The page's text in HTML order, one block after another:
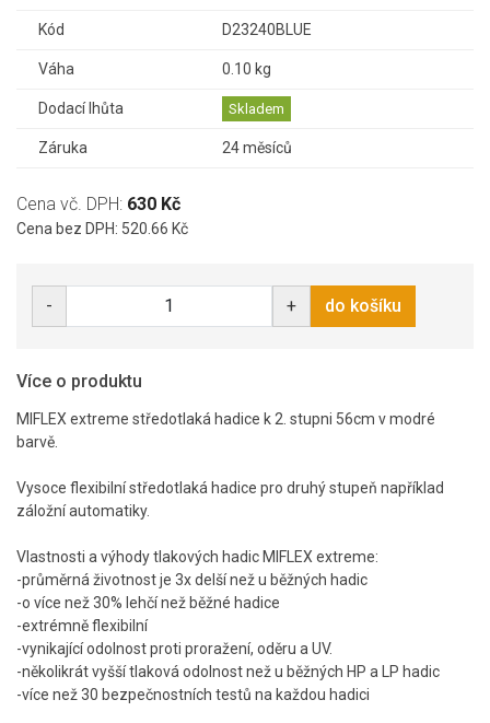
Kód D23240BLUE
Váha 0.10 kg
Dodací lhůta Skladem
Záruka 24 měsíců
Cena vč. DPH: 630 Kč
Cena bez DPH: 520.66 Kč
- + do košíku
Více o produktu
MIFLEX extreme středotlaká hadice k 2. stupni 56cm v modré
barvě.
Vysoce flexibilní středotlaká hadice pro druhý stupeň například
záložní automatiky.
Vlastnosti a výhody tlakových hadic MIFLEX extreme:
-průměrná životnost je 3x delší než u běžných hadic
-o více než 30% lehčí než běžné hadice
-extrémně flexibilní
-vynikající odolnost proti proražení, oděru a UV.
-několikrát vyšší tlaková odolnost než u běžných HP a LP hadic
-více než 30 bezpečnostních testů na každou hadici